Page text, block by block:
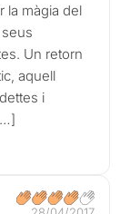
la màgia del
Un retorn
aquell
i